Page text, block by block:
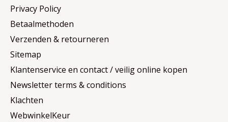
Privacy Policy
Betaalmethoden
Verzenden & retourneren
Sitemap
Klantenservice en contact / veilig online kopen
Newsletter terms & conditions
Klachten
WebwinkelKeur